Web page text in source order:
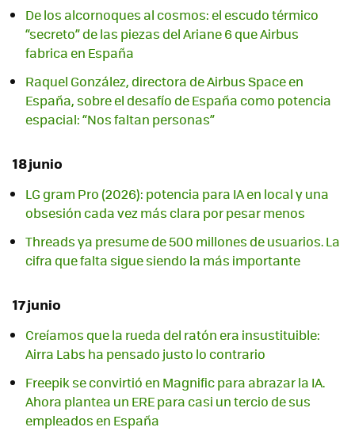
De los alcornoques al cosmos: el escudo térmico
“secreto” de las piezas del Ariane 6 que Airbus
fabrica en España
Raquel González, directora de Airbus Space en
España, sobre el desafío de España como potencia
espacial: “Nos faltan personas”
18 junio
LG gram Pro (2026): potencia para IA en local y una
obsesión cada vez más clara por pesar menos
Threads ya presume de 500 millones de usuarios. La
cifra que falta sigue siendo la más importante
17 junio
Creíamos que la rueda del ratón era insustituible:
Airra Labs ha pensado justo lo contrario
Freepik se convirtió en Magnific para abrazar la IA.
Ahora plantea un ERE para casi un tercio de sus
empleados en España